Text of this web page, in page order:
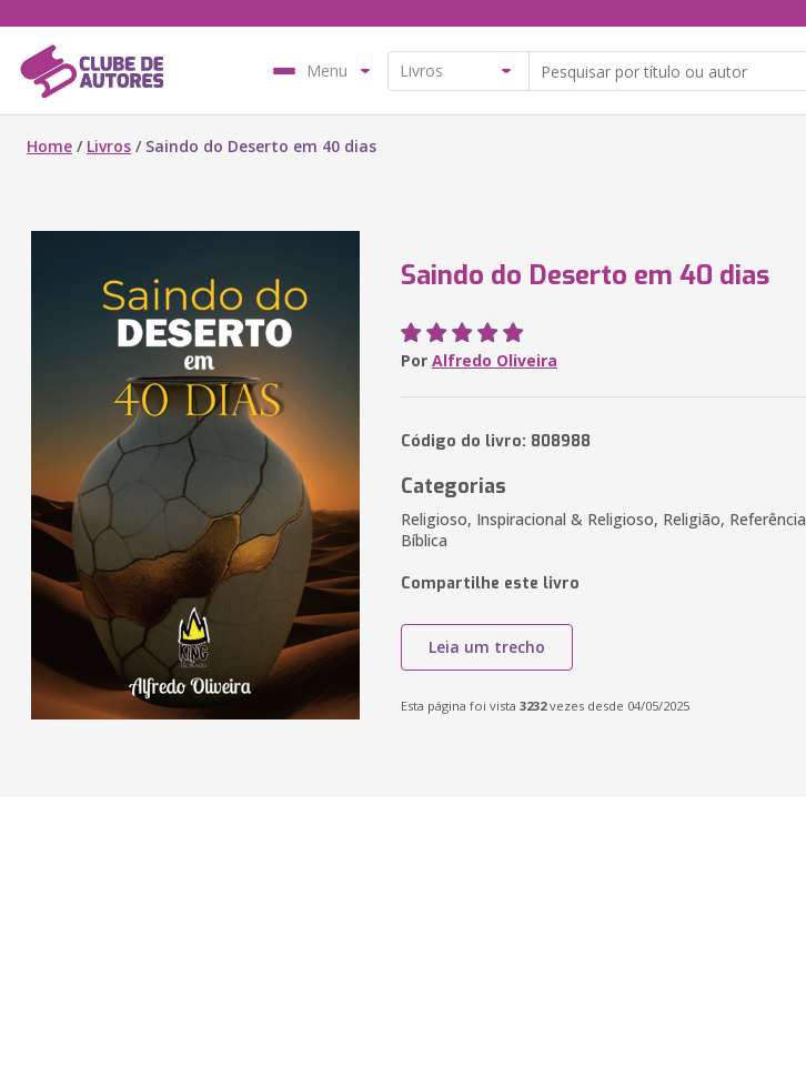
Menu
Home / Livros / Saindo do Deserto em 40 dias
Saindo do Deserto em 40 dias
Por Alfredo Oliveira
Código do livro: 808988
Categorias
Religioso, Inspiracional & Religioso, Religião, Referência
Bíblica
Compartilhe este livro
Leia um trecho
Esta página foi vista 3232vezes desde 04/05/2025